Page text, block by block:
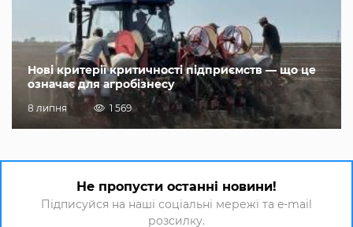
Нові критерії критичності підприємств — що це
означає для агробізнесу
8 липня 1 569
Не пропусти останні новини!
Підписуйся на наші соціальні мережі та e-mail
розсилку.